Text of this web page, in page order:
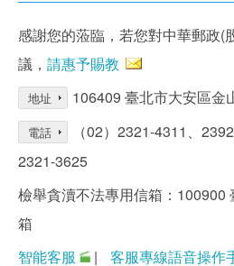
感謝您的蒞臨，若您對中華郵政(
議， 請惠予賜教
地址 106409 臺北市大安區金
電話
（02）2321-4311、
2321-3625
檢舉貪瀆不法專用信箱：100900
箱
智能客服
| 客服專線語音操作